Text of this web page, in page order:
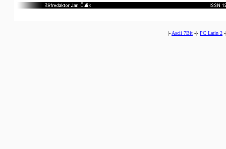
|- Ascii 7Bit -|- PC Latin 2